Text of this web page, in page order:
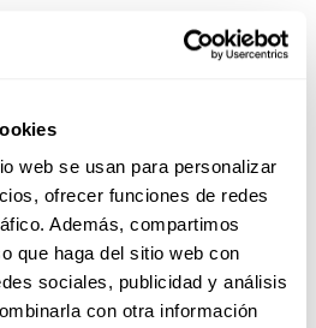
web se usan para personalizar
ofrecer funciones de redes
Además, compartimos
que haga del sitio web con
sociales, publicidad y análisis
con otra información